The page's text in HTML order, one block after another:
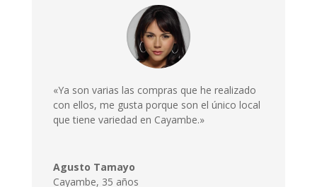
«Ya son varias las compras que he realizado
con ellos, me gusta porque son el único local
que tiene variedad en Cayambe.»
Agusto Tamayo
Cayambe, 35 años